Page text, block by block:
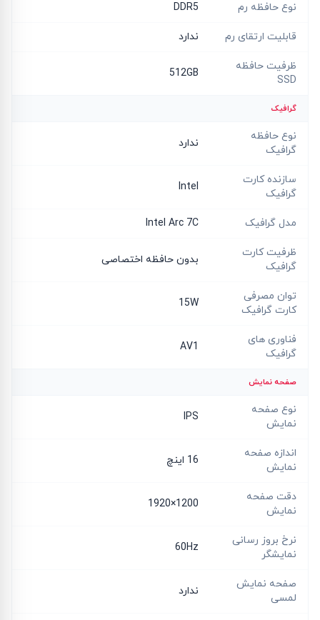
نوع حافظه رم DDR5
قابلیت ارتقای رم ندارد
ظرفیت حافظه
SSD
512GB
گرافیک
نوع حافظه
گرافیک
ندارد
سازنده کارت
گرافیک
Intel
مدل گرافیک Intel Arc 7C
ظرفیت کارت
گرافیک
بدون حافظه اختصاصی
توان مصرفی
کارت گرافیک
15W
فناوری های
گرافیک
AV1
صفحه نمایش
نوع صفحه
نمایش
IPS
اندازه صفحه
نمایش
16 اینچ
دقت صفحه
نمایش
1200×1920
نرخ بروز رسانی
نمایشگر
60Hz
صفحه نمایش
لمسی
ندارد